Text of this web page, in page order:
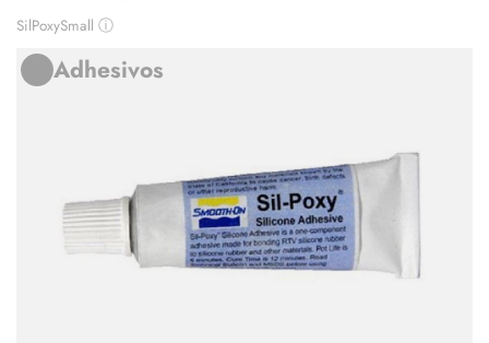
SilPoxySmall ⓘ
Adhesivos